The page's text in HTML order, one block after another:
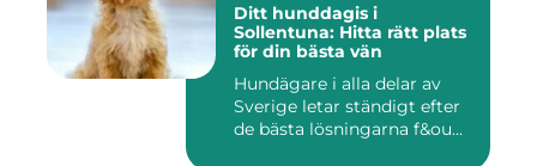
Ditt hunddagis i
Sollentuna: Hitta rätt plats
för din bästa vän
Hundägare i alla delar av
Sverige letar ständigt efter
de bästa lösningarna f&ou...